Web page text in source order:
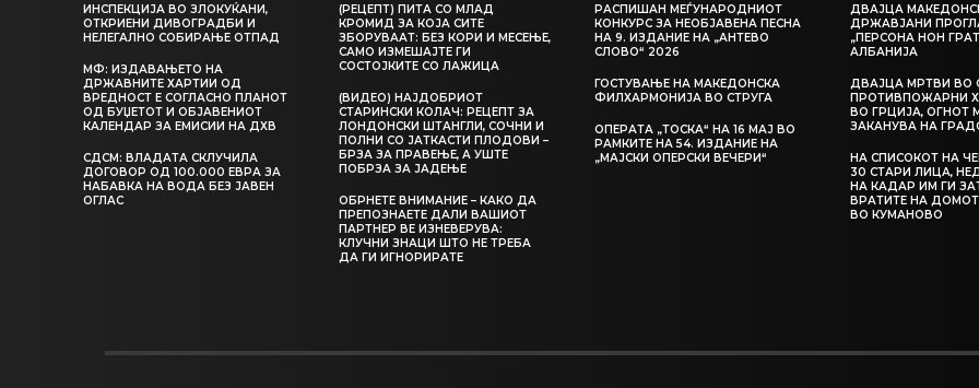
ИНСПЕКЦИЈА ВО ЗЛОКУЌАНИ,
ОТКРИЕНИ ДИВОГРАДБИ И
НЕЛЕГАЛНО СОБИРАЊЕ ОТПАД
МФ: ИЗДАВАЊЕТО НА
ДРЖАВНИТЕ ХАРТИИ ОД
ВРЕДНОСТ Е СОГЛАСНО ПЛАНОТ
ОД БУЏЕТОТ И ОБЈАВЕНИОТ
КАЛЕНДАР ЗА ЕМИСИИ НА ДХВ
СДСМ: ВЛАДАТА СКЛУЧИЛА
ДОГОВОР ОД 100.000 ЕВРА ЗА
НАБАВКА НА ВОДА БЕЗ ЈАВЕН
ОГЛАС
(РЕЦЕПТ) ПИТА СО МЛАД
КРОМИД ЗА КОЈА СИТЕ
ЗБОРУВААТ: БЕЗ КОРИ И МЕСЕЊЕ,
САМО ИЗМЕШАЈТЕ ГИ
СОСТОЈКИТЕ СО ЛАЖИЦА
(ВИДЕО) НАЈДОБРИОТ
СТАРИНСКИ КОЛАЧ: РЕЦЕПТ ЗА
ЛОНДОНСКИ ШТАНГЛИ, СОЧНИ И
ПОЛНИ СО ЈАТКАСТИ ПЛОДОВИ –
БРЗА ЗА ПРАВЕЊЕ, А УШТЕ
ПОБРЗА ЗА ЈАДЕЊЕ
ОБРНЕТЕ ВНИМАНИЕ – КАКО ДА
ПРЕПОЗНАЕТЕ ДАЛИ ВАШИОТ
ПАРТНЕР ВЕ ИЗНЕВЕРУВА:
КЛУЧНИ ЗНАЦИ ШТО НЕ ТРЕБА
ДА ГИ ИГНОРИРАТЕ
РАСПИШАН МЕЃУНАРОДНИОТ
КОНКУРС ЗА НЕОБЈАВЕНА ПЕСНА
НА 9. ИЗДАНИЕ НА „АНТЕВО
СЛОВО“ 2026
ГОСТУВАЊЕ НА МАКЕДОНСКА
ФИЛХАРМОНИЈА ВО СТРУГА
ОПЕРАТА „ТОСКА“ НА 16 МАЈ ВО
РАМКИТЕ НА 54. ИЗДАНИЕ НА
„МАЈСКИ ОПЕРСКИ ВЕЧЕРИ“
ДВАЈЦА
ДРЖАВЈАНИ
„ПЕРСОНА НОН
АЛБАНИЈА
ДВАЈЦА МРТВИ ВО
ПРОТИВПОЖАРНИ
ВО ГРЦИЈА, ОГНОТ
ЗАКАНУВА НА
НА СПИСОКОТ НА
30 СТАРИ ЛИЦА,
НА КАДАР ИМ ГИ
ВРАТИТЕ НА
ВО КУМАНОВО